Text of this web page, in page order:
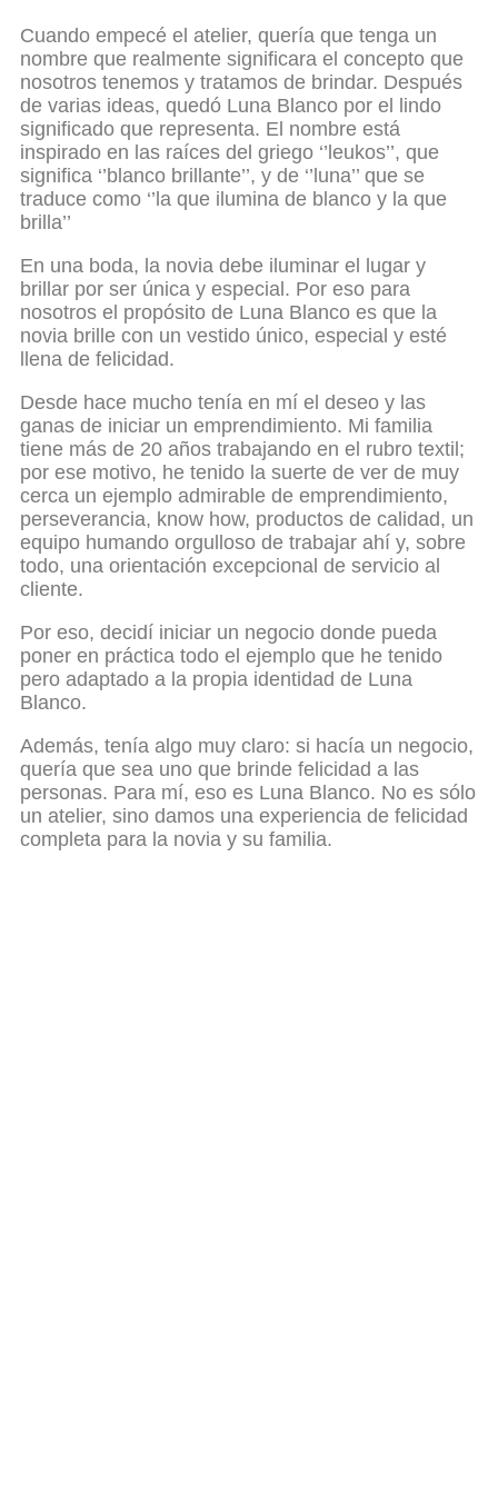
Cuando empecé el atelier, quería que tenga un
nombre que realmente significara el concepto que
nosotros tenemos y tratamos de brindar. Después
de varias ideas, quedó Luna Blanco por el lindo
significado que representa. El nombre está
inspirado en las raíces del griego ‘’leukos’’, que
significa ‘’blanco brillante’’, y de ‘’luna’’ que se
traduce como ‘’la que ilumina de blanco y la que
brilla’’
En una boda, la novia debe iluminar el lugar y
brillar por ser única y especial. Por eso para
nosotros el propósito de Luna Blanco es que la
novia brille con un vestido único, especial y esté
llena de felicidad.
Desde hace mucho tenía en mí el deseo y las
ganas de iniciar un emprendimiento. Mi familia
tiene más de 20 años trabajando en el rubro textil;
por ese motivo, he tenido la suerte de ver de muy
cerca un ejemplo admirable de emprendimiento,
perseverancia, know how, productos de calidad, un
equipo humando orgulloso de trabajar ahí y, sobre
todo, una orientación excepcional de servicio al
cliente.
Por eso, decidí iniciar un negocio donde pueda
poner en práctica todo el ejemplo que he tenido
pero adaptado a la propia identidad de Luna
Blanco.
Además, tenía algo muy claro: si hacía un negocio,
quería que sea uno que brinde felicidad a las
personas. Para mí, eso es Luna Blanco. No es sólo
un atelier, sino damos una experiencia de felicidad
completa para la novia y su familia.